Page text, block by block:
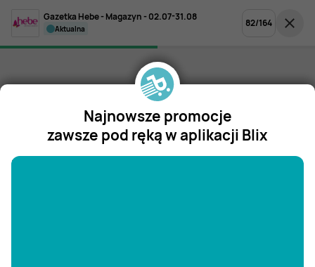
Gazetka Hebe - Magazyn - 02.07-31.08
aktualna 82/164
Najnowsze promocje
zawsze pod ręką w aplikacji Blix
"/>